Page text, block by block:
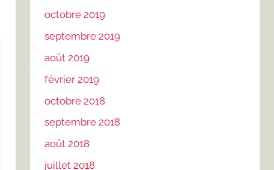
octobre 2019
septembre 2019
août 2019
février 2019
octobre 2018
septembre 2018
août 2018
juillet 2018